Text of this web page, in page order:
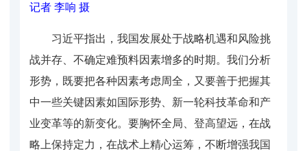
记者 李响 摄
习近平指出，我国发展处于战略机遇和风险挑
战并存、不确定难预料因素增多的时期。我们分析
形势，既要把各种因素考虑周全，又要善于把握其
中一些关键因素如国际形势、新一轮科技革命和产
业变革等的新变化。要胸怀全局、登高望远，在战
略上保持定力，在战术上精心运筹，不断增强我国